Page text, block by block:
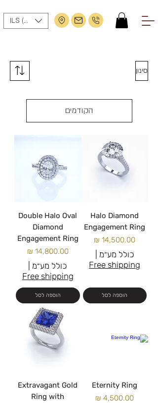
ILS (₪)
סינון
הקודמים
Halo Diamond
Engagement Ring
מחיר
כולל מע״מ
Free shipping
הוספה לסל
Double Halo Oval
Diamond
Engagement Ring
מחיר‏14,800.00 ‏₪
כולל מע״מ
Free shipping
הוספה לסל
Eternity Ring
מחיר
Extravagant Gold
Ring with